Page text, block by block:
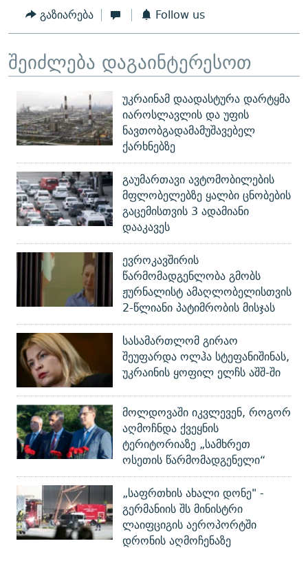
გაზიარება Follow us
შეიძლება დაგაინტერესოთ
უკრაინამ დაადასტურა დარტყმა
იაროსლავლის და უფის
ნავთობგადამამუშავებელ
ქარხნებზე
გაუმართავი ავტომობილების
მფლობელებზე ყალბი ცნობების
გაცემისთვის 3 ადამიანი
დააკავეს
ევროკავშირის
წარმომადგენლობა გმობს
ჟურნალისტ ამაღლობელისთვის
2-წლიანი პატიმრობის მისჯას
სასამართლომ გირაო
შეუფარდა ოლჰა სტეფანიშინას,
უკრაინის ყოფილ ელჩს აშშ-ში
მოლდოვაში იკვლევენ, როგორ
აღმოჩნდა ქვეყნის
ტერიტორიაზე „სამხრეთ
ოსეთის წარმომადგენელი“
„საფრთხის ახალი დონე" -
გერმანიის შს მინისტრი
ლაიფციგის აეროპორტში
დრონის აღმოჩენაზე